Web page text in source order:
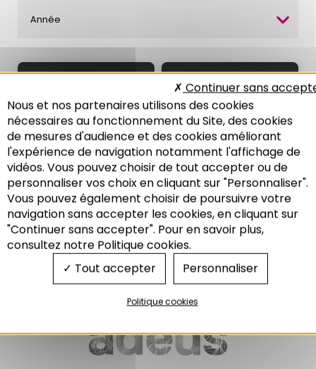
Recherche
Année
DÉMOGRAPHIE ET
DROITS DE L'HOMME
2/2
Le genre et la ville : une
question politique
04/2014
12E RENCONTRE DE
L'ADEUS - CYCLE
DÉMOGRAPHIE ET
DROITS DE L'HOMME
1/2
La ville à l’aune des grandes
mutations anthropologiques
11/2013
Nous et nos partenaires utilisons des cookies
nécessaires au fonctionnement du Site, des cookies
de mesures d'audience et des cookies améliorant
l'expérience de navigation notamment l'affichage de
vidéos. Vous pouvez choisir de tout accepter ou de
personnaliser vos choix en cliquant sur "Personnaliser".
Vous pouvez également choisir de poursuivre votre
navigation sans accepter les cookies, en cliquant sur
"Continuer sans accepter". Pour en savoir plus,
consultez notre Politique cookies.
Tout accepter
Continuer sans
Personnaliser
Politique cookies